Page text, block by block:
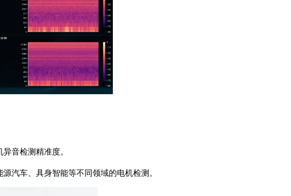
音检测精准度。
汽车、具身智能等不同领域的电机检测。